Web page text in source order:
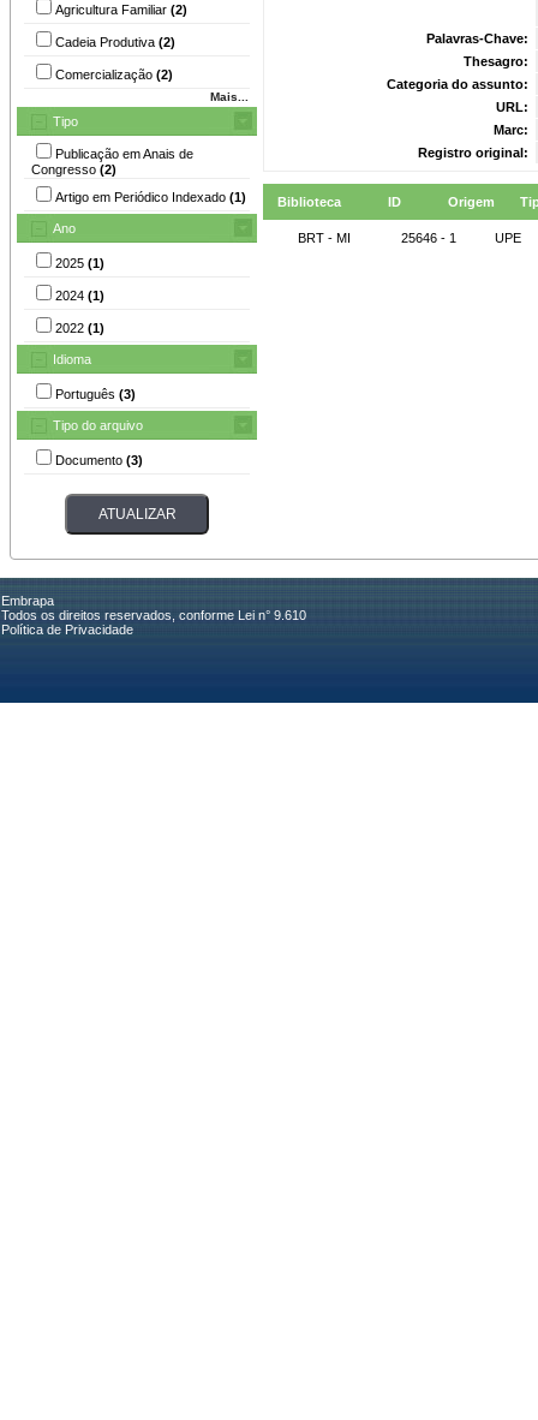
Agricultura Familiar (2)
Cadeia Produtiva (2)
Comercialização (2)
Mais...
Tipo
Publicação em Anais de
Congresso (2)
Artigo em Periódico Indexado (1)
Ano
2025 (1)
2024 (1)
2022 (1)
Idioma
Português (3)
Tipo do arquivo
Documento (3)
Palavras-Chave:
Thesagro:
Categoria do assunto:
URL:
Marc:
Registro original:
Biblioteca ID Origem
BRT - MI 25646 - 1 UPE
Embrapa
Todos os direitos reservados, conforme Lei n° 9.610
Política de Privacidade